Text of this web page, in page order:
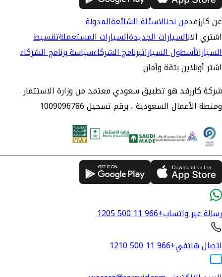
عن كارزفدمن نحنالاسئلة الشائعةالمدونة
اشتري الانالسيارات الجديدةالسيارات المستعملةتقسيط
السياراتأسطول السياراتبرنامج الشركاءسياسة برنامج الشركاء
اشتر أونلاين بثقة وأمان
شركة كارزفد هو تطبيق سعودي معتمد من وزارة الاستثمار
ومنصة الأعمال السعودية ، برقم تسجيل 1009096786
رسالة عبر واتساب+966 11 500 1205
اتصال هاتفي+966 11 500 1210